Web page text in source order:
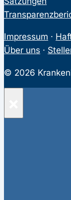
Impressum ·
Über uns ·
© 2026